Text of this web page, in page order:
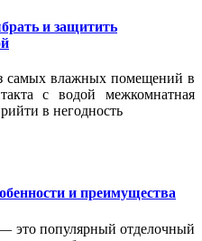
и защитить
самых влажных помещений в
с водой межкомнатная
в негодность
и преимущества
это популярный отделочный